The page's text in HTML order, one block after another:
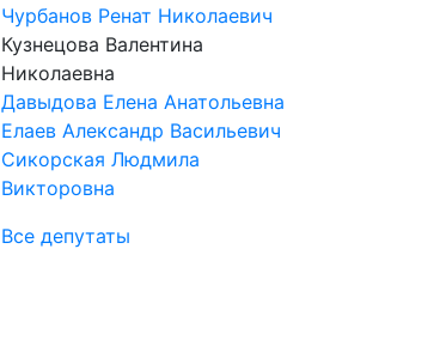
Чурбанов Ренат Николаевич
Кузнецова Валентина
Николаевна
Давыдова Елена Анатольевна
Елаев Александр Васильевич
Сикорская Людмила
Викторовна
Все депутаты